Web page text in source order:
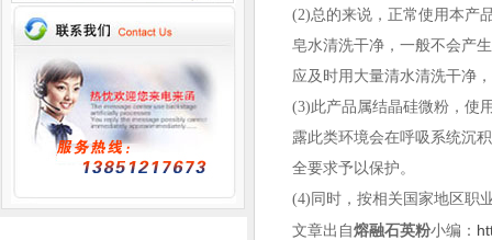
(2)总的来说，正常使用本产
皂水清洗干净，一般不会产
应及时用大量清水清洗干净
(3)此产品属结晶硅微粉，使
露此类环境会在呼吸系统沉
全要求予以保护。
(4)同时，按相关国家地区职
文章出自熔融石英粉小编：